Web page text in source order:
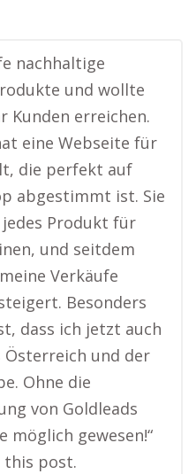
nachhaltige
und wollte
Kunden erreichen.
eine Webseite für
die perfekt auf
abgestimmt ist. Sie
Produkt für
und seitdem
Verkäufe
Besonders
dass ich jetzt auch
Österreich und der
Ohne die
von Goldleads
möglich gewesen!“
this post.